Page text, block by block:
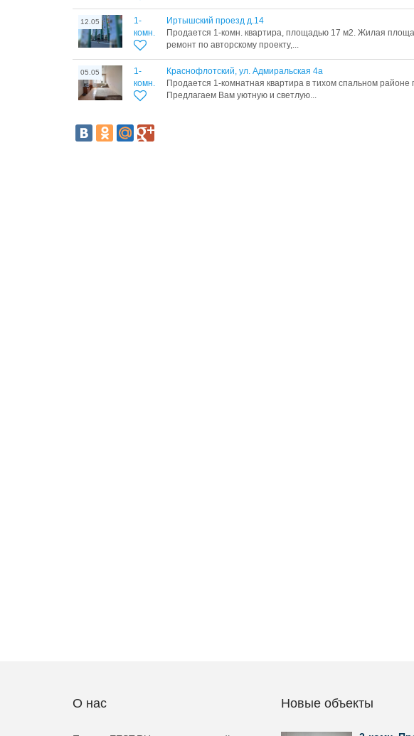
12.05
1-
комн.
Иртышский проезд д.14
Продается 1-комн. квартира, площадью 17 м2. Жилая
ремонт по авторскому проекту,...
05.05
1-
комн.
Краснофлотский, ул. Адмиральская 4а
Продается 1-комнатная квартира в тихом спальном районе
Предлагаем Вам уютную и светлую...
О нас Новые объекты